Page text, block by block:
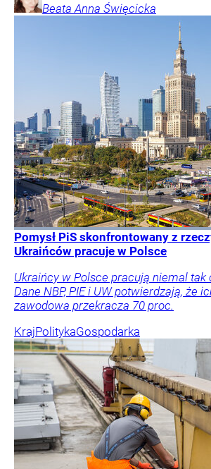
Beata Anna Święcicka
Pomysł PiS skonfrontowany z
Ukraińców pracuje w Polsce
Ukraińcy w Polsce pracują niemal tak
Dane NBP, PIE i UW potwierdzają, że
zawodowa przekracza 70 proc.
KrajPolitykaGospodarka